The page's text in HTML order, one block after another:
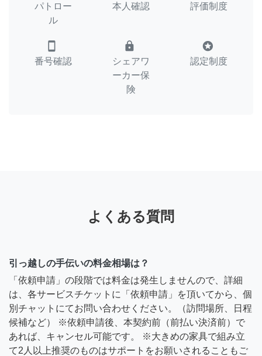
パトロー
ル
本人確認 評価制度
smartphone
番号確認
lock
シェアワ
ーカー保
険
stars
認定制度
よくある質問
引っ越しの手伝いの料金相場は？
「依頼申請」の段階では料金は発生しませんので、詳細
は、各サービスチケットに「依頼申請」を頂いてから、個
別チャットにてお問い合わせください。（訪問場所、日程
候補など） ※依頼申請後、本契約前（前払い決済前）で
あれば、キャンセル可能です。 ※大きめの家具で組み立
て2人以上推奨のものはサポートをお願いされることもご